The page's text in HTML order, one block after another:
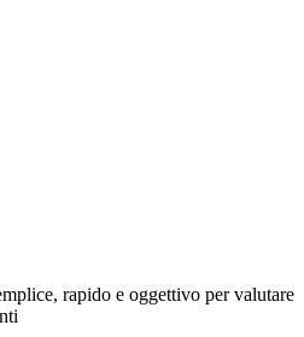
rapido e oggettivo per valutare